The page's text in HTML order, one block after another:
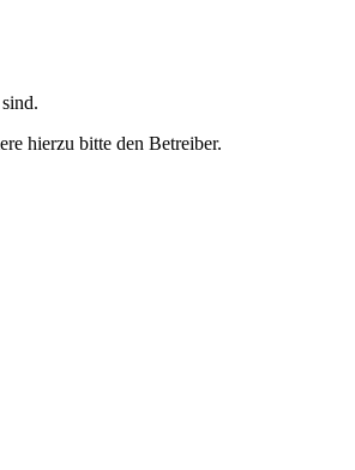
hierzu bitte den Betreiber.